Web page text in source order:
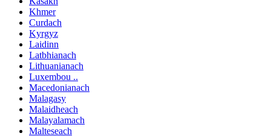
Khmer
Curdach
Kyrgyz
Laidinn
Latbhianach
Lithuanianach
Luxembou ..
Macedonianach
Malagasy
Malaidheach
Malayalamach
Malteseach